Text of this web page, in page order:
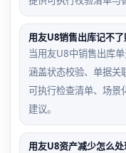
用友U8销售出库记不
当用友U8中销售出库
涵盖状态校验、单据关
可执行检查清单、场景
建议。
用友U8资产减少怎么